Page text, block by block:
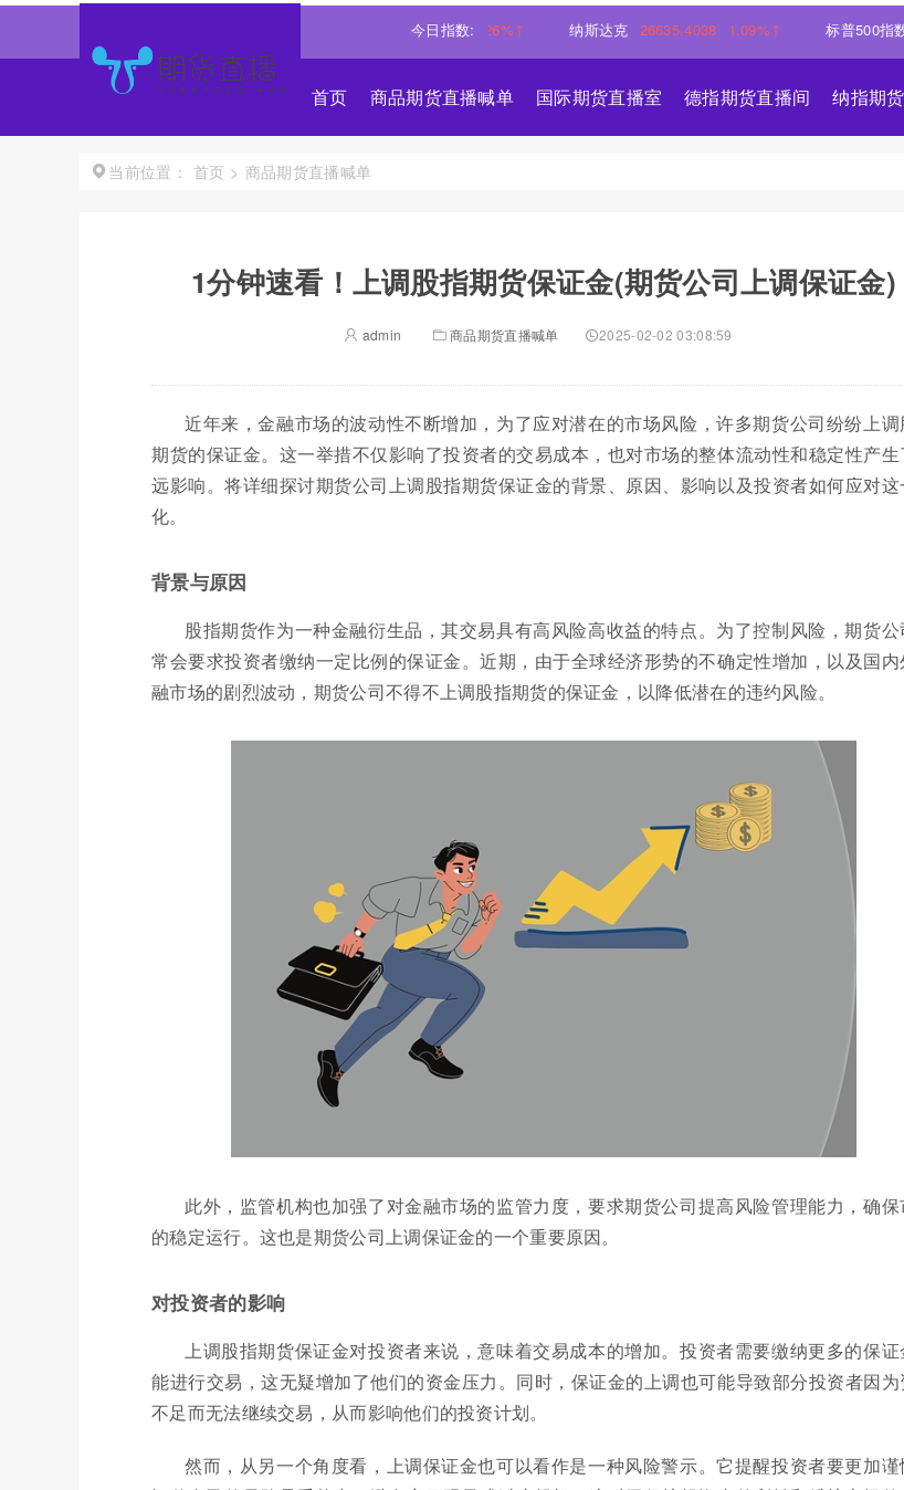
今日指数:
0.26%↑ 纳斯达克 26635.4038 1.09%↑ 标普500指数
首页 商品期货直播喊单 国际期货直播室 德指期货直播间 纳指期
当前位置： 首页 > 商品期货直播喊单
1分钟速看！上调股指期货保证金(期货公司上调保证金)
admin 商品期货直播喊单 2025-02-02 03:08:59
近年来，金融市场的波动性不断增加，为了应对潜在的市场风险，许多期货公司纷纷上调
期货的保证金。这一举措不仅影响了投资者的交易成本，也对市场的整体流动性和稳定性产生
远影响。将详细探讨期货公司上调股指期货保证金的背景、原因、影响以及投资者如何应对
化。
背景与原因
股指期货作为一种金融衍生品，其交易具有高风险高收益的特点。为了控制风险，期货公
常会要求投资者缴纳一定比例的保证金。近期，由于全球经济形势的不确定性增加，以及国内
融市场的剧烈波动，期货公司不得不上调股指期货的保证金，以降低潜在的违约风险。
此外，监管机构也加强了对金融市场的监管力度，要求期货公司提高风险管理能力，确保
的稳定运行。这也是期货公司上调保证金的一个重要原因。
对投资者的影响
上调股指期货保证金对投资者来说，意味着交易成本的增加。投资者需要缴纳更多的保
能进行交易，这无疑增加了他们的资金压力。同时，保证金的上调也可能导致部分投资者因为
不足而无法继续交易，从而影响他们的投资计划。
然而，从另一个角度看，上调保证金也可以看作是一种风险警示。它提醒投资者要更加